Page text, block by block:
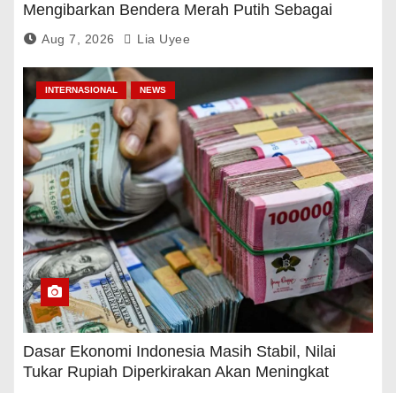
Mengibarkan Bendera Merah Putih Sebagai
Tanda Rasa Terima Kasih
Aug 7, 2026 Lia Uyee
INTERNASIONAL NEWS
Dasar Ekonomi Indonesia Masih Stabil, Nilai
Tukar Rupiah Diperkirakan Akan Meningkat